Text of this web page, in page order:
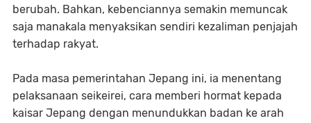
berubah. Bahkan, kebenciannya semakin memuncak
saja manakala menyaksikan sendiri kezaliman penjajah
terhadap rakyat.
Pada masa pemerintahan Jepang ini, ia menentang
pelaksanaan seikeirei, cara memberi hormat kepada
kaisar Jepang dengan menundukkan badan ke arah